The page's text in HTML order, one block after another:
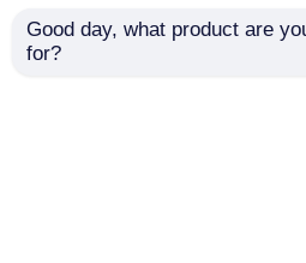
Good day, what product are
for?